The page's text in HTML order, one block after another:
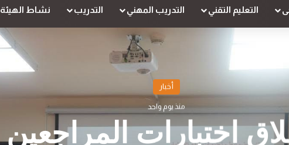
التعليم التقني التدريب المهني التدريب نشاط الهيئة
أخبار
منذ يوم واحد
اختبارات المراجعين